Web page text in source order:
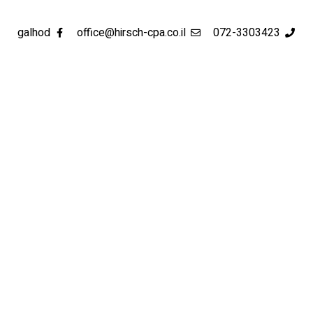
072-
office@hirsch-cpa.co.il
galhod